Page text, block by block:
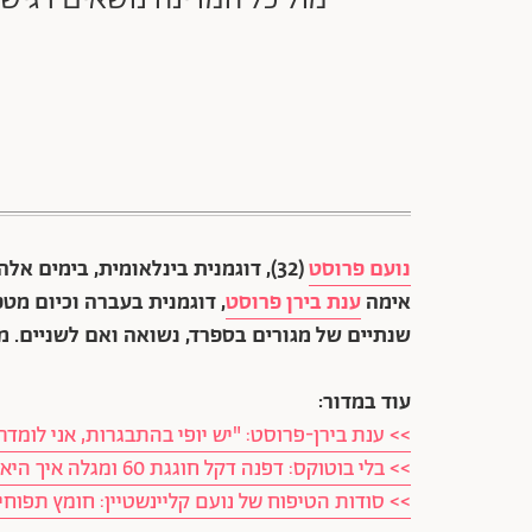
נועם פרוסט
אימהענת בירן פרוסט, דוגמנית בעברה וכיום
שנתיים של מגורים בספרד, נשואה ואם לשניים.
עוד במדור:
>> ענת בירן-פרוסט: "יש יופי בהתבגרות, אני
>> בלי בוטוקס: דפנה דקל חוגגת 60 ומגלה איך היא נראית ככה
>> סודות הטיפוח של נועם קליינשטיין: חומץ